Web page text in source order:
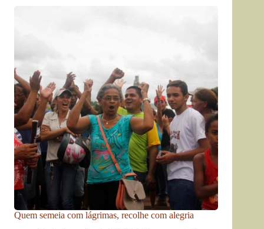
Quem semeia com lágrimas, recolhe com alegria